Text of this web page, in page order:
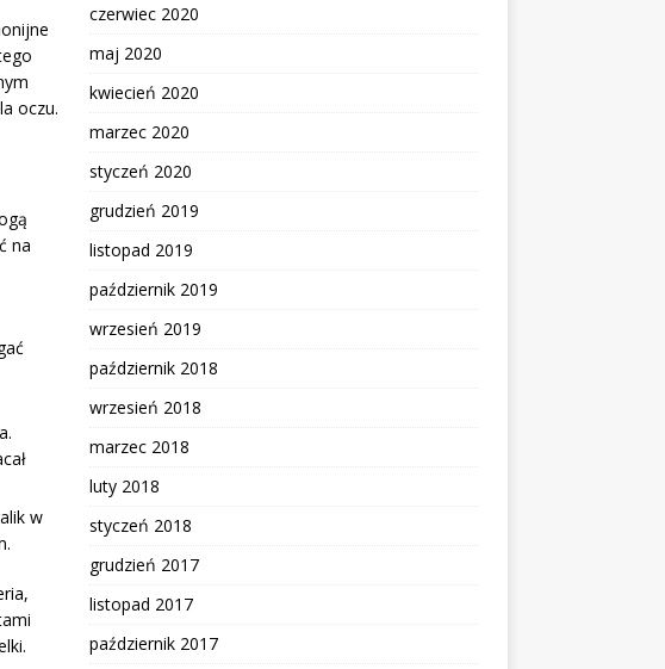
oczu.
na
w
czerwiec 2020
maj 2020
kwiecień 2020
marzec 2020
styczeń 2020
grudzień 2019
listopad 2019
październik 2019
wrzesień 2019
październik 2018
wrzesień 2018
marzec 2018
luty 2018
styczeń 2018
grudzień 2017
listopad 2017
październik 2017